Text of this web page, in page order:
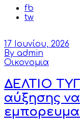
fb
tw
17 Ιουνίου, 2026
By admin
Οικονομια
ΔΕΛΤΙΟ
αύξησης